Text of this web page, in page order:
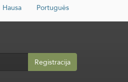
Hausa Português
Registracija